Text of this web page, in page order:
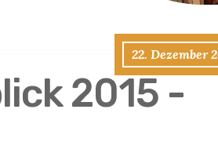
22. Dezember
2015 -